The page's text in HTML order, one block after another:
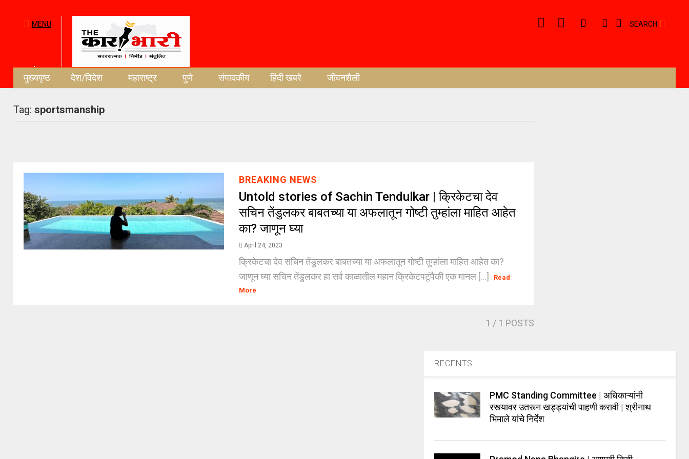
MENU SEARCH
मुख्यपृष्ठ देश/विदेश महाराष्ट्र पुणे संपादकीय हिंदी खबरे जीवनशैली
Tag:sportsmanship
BREAKING NEWS
Untold stories of Sachin Tendulkar | क्रिकेटचा देव
सचिन तेंडुलकर बाबतच्या या अफलातून गोष्टी तुम्हांला माहित आहेत
का? जाणून घ्या
April 24, 2023
क्रिकेटचा देव सचिन तेंडुलकर बाबतच्या या अफलातून गोष्टी तुम्हांला माहित आहेत का?
जाणून घ्या सचिन तेंडुलकर हा सर्व काळातील महान क्रिकेटपटूंपैकी एक मानल [...]
Read
More
1 / 1 POSTS
RECENTS
PMC Standing Committee | अधिकाऱ्यांनी
रस्त्यावर उतरून खड्ड्यांची पाहणी करावी | श्रीनाथ
भिमाले यांचे निर्देश